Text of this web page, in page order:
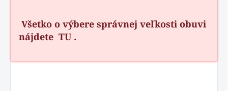
Všetko o výbere správnej veľkosti obuvi
nájdete TU.